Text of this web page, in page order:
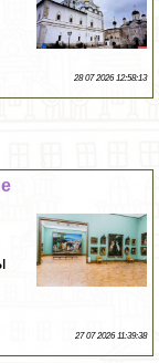
28 07 2026 12:58:13
27 07 2026 11:39:38